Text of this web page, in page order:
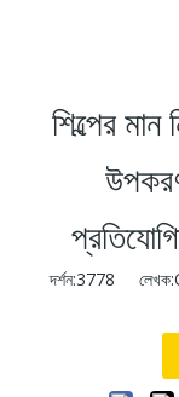
শিল্পের মান
উপকরণ
দর্শন:3778